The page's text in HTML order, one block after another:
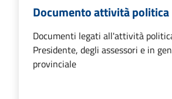
Documento attività politica
Documenti legati all'attività
Presidente, degli assessori e in
provinciale